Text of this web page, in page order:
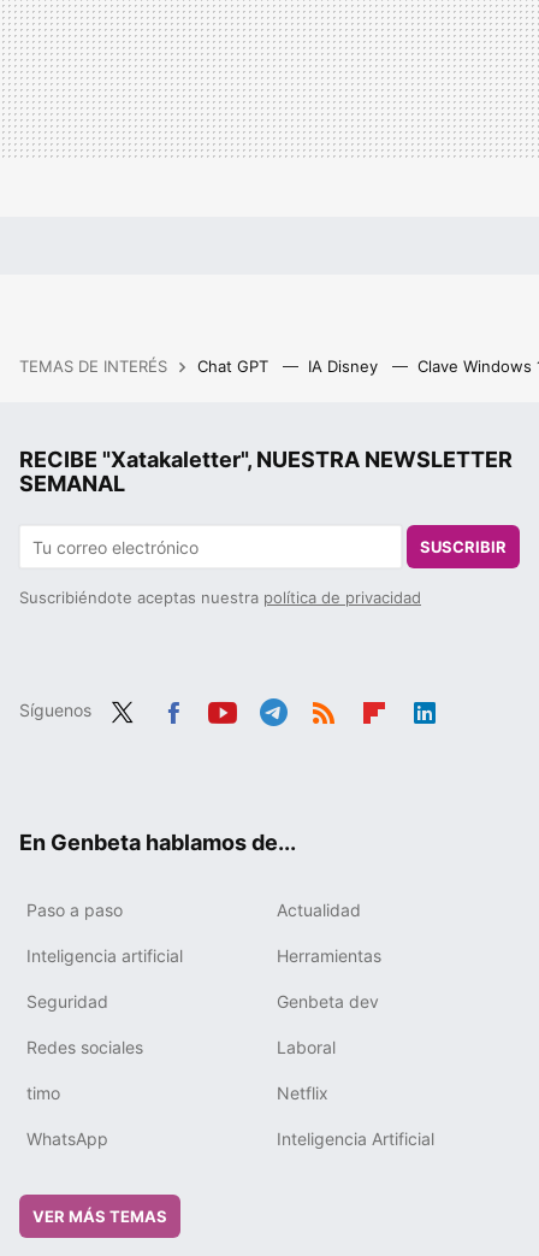
TEMAS DE INTERÉS Chat GPT IA Disney Clave Windows
RECIBE "Xatakaletter", NUESTRA NEWSLETTER
SEMANAL
SUSCRIBIR
Suscribiéndote aceptas nuestra política de privacidad
Síguenos
En Genbeta hablamos de...
Paso a paso Actualidad
Inteligencia artificial Herramientas
Seguridad Genbeta dev
Redes sociales Laboral
timo Netflix
WhatsApp Inteligencia Artificial
VER MÁS TEMAS